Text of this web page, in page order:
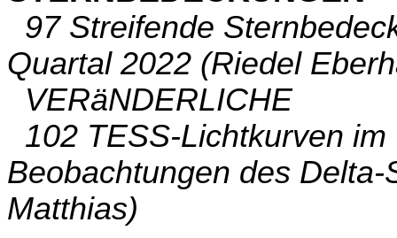
97 Streifende
Quartal 2022 (Riedel
VERäNDERLICHE
102 TESS-Lichtkurven
Beobachtungen des
Matthias)